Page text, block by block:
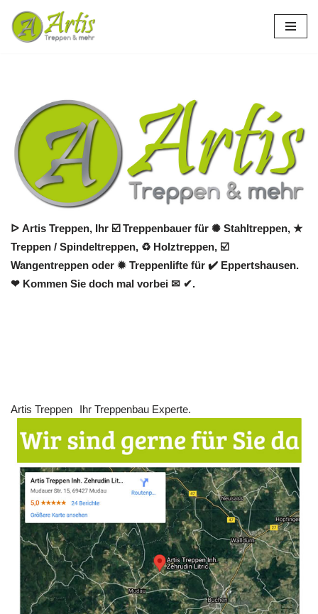
Zum
ᐅ Artis Treppen, Ihr ☑️ Treppenbauer für ✺ Stahltreppen, ★
Treppen / Spindeltreppen, ♻ Holztreppen, ☑️
Wangentreppen oder ✹ Treppenlifte für ✔️ Eppertshausen.
❤ Kommen Sie doch mal vorbei ✉ ✔.
Artis Treppen Ihr Treppenbau Experte.